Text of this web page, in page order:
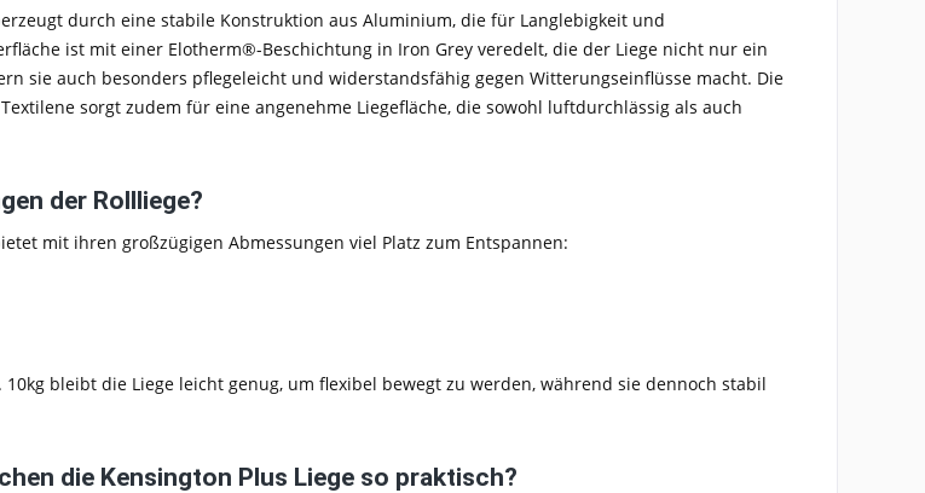
durch eine stabile Konstruktion aus Aluminium, die für Langlebigkeit und
ist mit einer Elotherm®-Beschichtung in Iron Grey veredelt, die der Liege nicht nur ein
sie auch besonders pflegeleicht und widerstandsfähig gegen Witterungseinflüsse macht. Die
sorgt zudem für eine angenehme Liegefläche, die sowohl luftdurchlässig als auch
der Rollliege?
mit ihren großzügigen Abmessungen viel Platz zum Entspannen:
10kg bleibt die Liege leicht genug, um flexibel bewegt zu werden, während sie dennoch stabil
die Kensington Plus Liege so praktisch?